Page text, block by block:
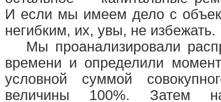
И если мы имеем дело с
негибким, их, увы, не избежать.
Мы проанализировали
времени и определили
условной суммой
величины 100%. Затем